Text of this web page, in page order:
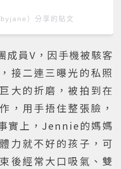
）分享的貼文
成員V，因手機被駭客
接二連三曝光的私照
大的折磨，被拍到在
，用手捂住整張臉，
實上，Jennie的媽媽
力就不好的孩子，可
後經常大口吸氣、雙